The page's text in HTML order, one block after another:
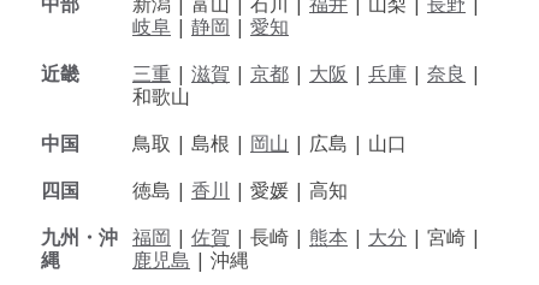
岐阜 | 静岡 | 愛知
近畿
三重 | 滋賀 | 京都 | 大阪 | 兵庫 | 奈良 |
和歌山
中国
鳥取 | 島根 | 岡山 | 広島 | 山口
四国
徳島 | 香川 | 愛媛 | 高知
九州・沖
縄
福岡 | 佐賀 | 長崎 | 熊本 | 大分 | 宮崎 |
鹿児島 | 沖縄